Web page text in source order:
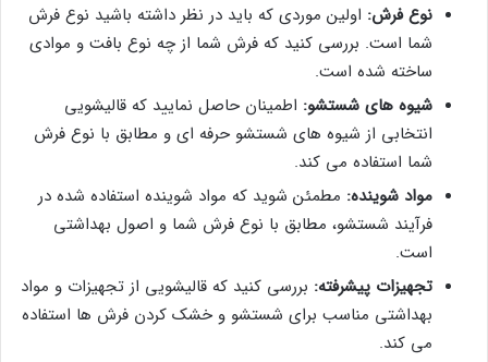
نوع فرش: اولین موردی که باید در نظر داشته باشید نوع فرش
شما است. بررسی کنید که فرش شما از چه نوع بافت و موادی
ساخته شده است.
شیوه های شستشو: اطمینان حاصل نمایید که قالیشویی
انتخابی از شیوه های شستشو حرفه ای و مطابق با نوع فرش
شما استفاده می کند.
مواد شوینده: مطمئن شوید که مواد شوینده استفاده شده در
فرآیند شستشو، مطابق با نوع فرش شما و اصول بهداشتی
است.
تجهیزات پیشرفته: بررسی کنید که قالیشویی از تجهیزات و مواد
بهداشتی مناسب برای شستشو و خشک کردن فرش ها استفاده
می کند.